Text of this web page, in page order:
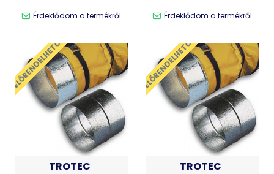
Érdeklődöm a termékről Érdeklődöm a termékről
ELŐRENDELHETŐ
TROTEC
ELŐRENDELHETŐ
TROTEC